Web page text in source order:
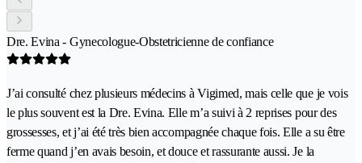
Dre. Evina - Gynecologue-Obstetricienne de confiance
J’ai consulté chez plusieurs médecins à Vigimed, mais celle que je vois
le plus souvent est la Dre. Evina. Elle m’a suivi à 2 reprises pour des
grossesses, et j’ai été très bien accompagnée chaque fois. Elle a su être
ferme quand j’en avais besoin, et douce et rassurante aussi. Je la